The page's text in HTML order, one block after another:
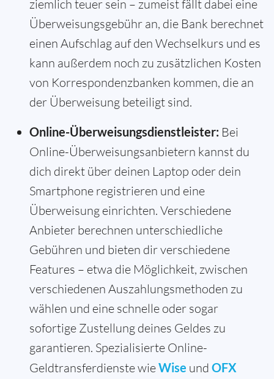
ziemlich teuer sein – zumeist fällt dabei eine
Überweisungsgebühr an, die Bank berechnet
einen Aufschlag auf den Wechselkurs und es
kann außerdem noch zu zusätzlichen Kosten
von Korrespondenzbanken kommen, die an
der Überweisung beteiligt sind.
Online-Überweisungsdienstleister: Bei
Online-Überweisungsanbietern kannst du
dich direkt über deinen Laptop oder dein
Smartphone registrieren und eine
Überweisung einrichten. Verschiedene
Anbieter berechnen unterschiedliche
Gebühren und bieten dir verschiedene
Features – etwa die Möglichkeit, zwischen
verschiedenen Auszahlungsmethoden zu
wählen und eine schnelle oder sogar
sofortige Zustellung deines Geldes zu
garantieren. Spezialisierte Online-
Geldtransferdienste wieWise und OFX